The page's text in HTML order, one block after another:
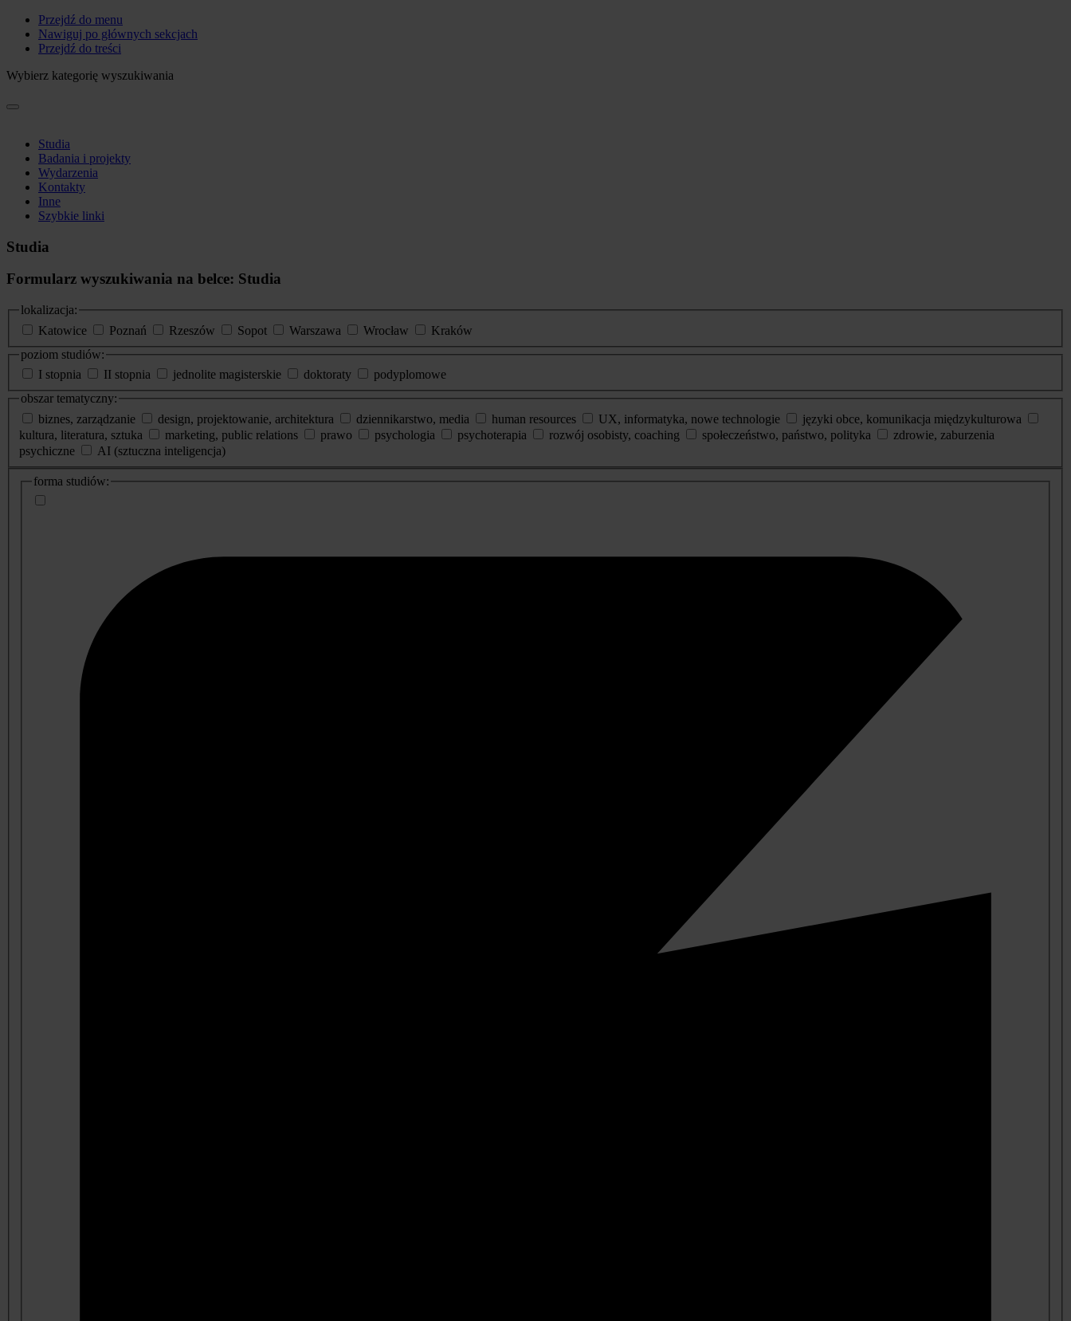
Przejdź do menu
Nawiguj po głównych sekcjach
Przejdź do treści
Wybierz kategorię wyszukiwania
Studia
Badania i projekty
Wydarzenia
Kontakty
Inne
Szybkie linki
Studia
Formularz wyszukiwania na belce: Studia
lokalizacja:
Katowice
Poznań Rzeszów Sopot Warszawa Wrocław
Kraków
poziom studiów:
I stopnia
II stopnia jednolite magisterskie doktoraty
podyplomowe
obszar tematyczny:
biznes, zarządzanie
design, projektowanie, architektura dziennikarstwo, media human resources UX, informatyka, nowe technologie
języki obce, komunikacja międzykulturowa
kultura, literatura, sztuka
marketing, public relations prawo psychologia psychoterapia rozwój osobisty, coaching społeczeństwo, państwo, polityka
zdrowie, zaburzenia
psychiczne
AI (sztuczna inteligencja)
dodatkowe
informacje
forma studiów: